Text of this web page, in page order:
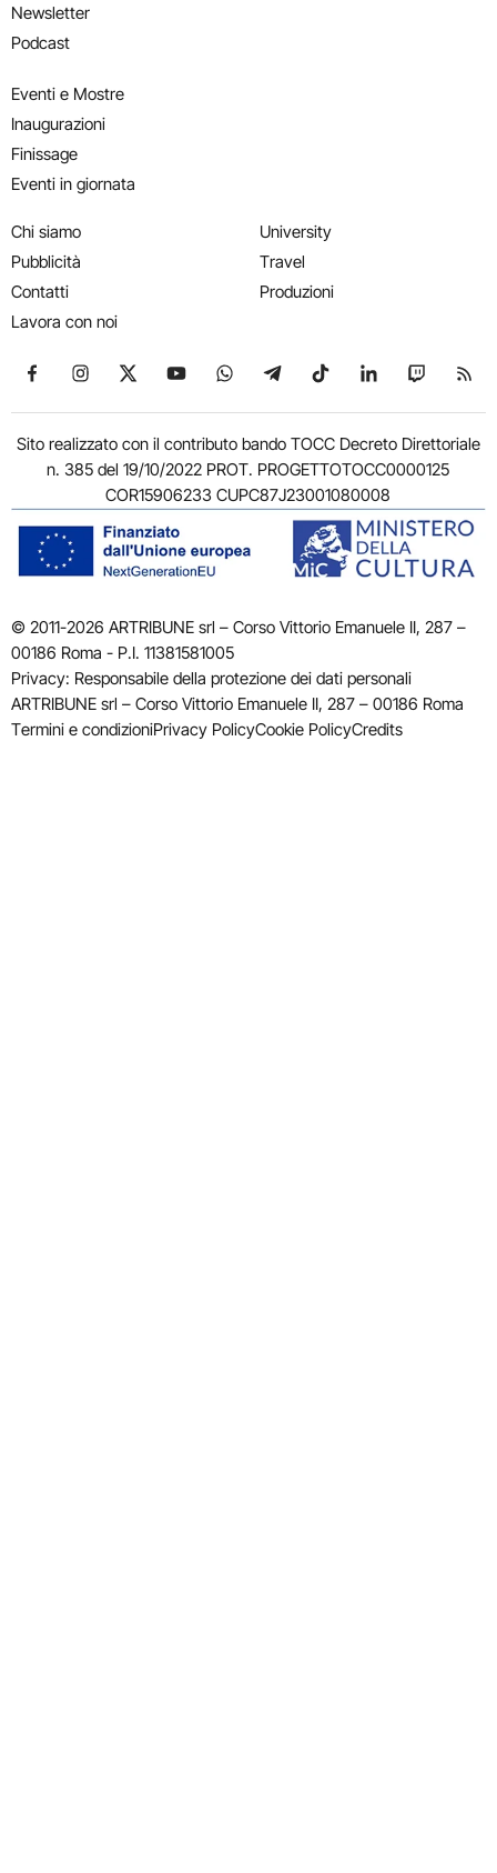
Newsletter
Podcast
Eventi e Mostre
Inaugurazioni
Finissage
Eventi in giornata
Chi siamo
Pubblicità
Contatti
Lavora con noi
University
Travel
Produzioni
Seguici su Facebook
Seguici su Instagram
Seguici su X
Seguici su YouTube
Seguici su WhatsApp
Seguici su Telegram
Seguici su TikTok
Seguici su
Seguici
Sito realizzato con il contributo bando TOCC Decreto Direttoriale
n. 385 del 19/10/2022 PROT. PROGETTOTOCC0000125
COR15906233 CUPC87J23001080008
© 2011-2026 ARTRIBUNE srl – Corso Vittorio Emanuele II, 287 –
00186 Roma - P.I. 11381581005
Privacy: Responsabile della protezione dei dati personali
ARTRIBUNE srl – Corso Vittorio Emanuele II, 287 – 00186 Roma
Termini e condizioniPrivacy PolicyCookie PolicyCredits